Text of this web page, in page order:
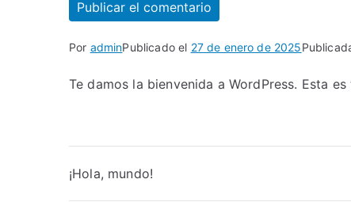
Por adminPublicado el 27 de enero de 2025
Te damos la bienvenida a WordPress. Esta
¡Hola, mundo!